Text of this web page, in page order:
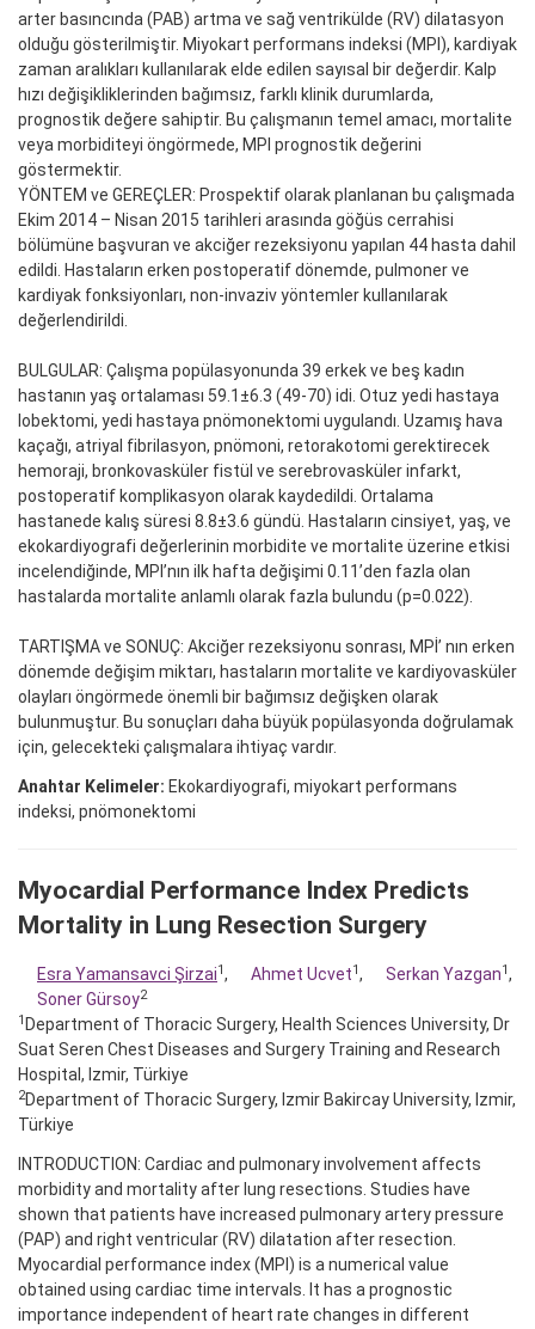
arter basıncında (PAB) artma ve sağ ventrikülde (RV) dilatasyon
olduğu gösterilmiştir. Miyokart performans indeksi (MPI), kardiyak
zaman aralıkları kullanılarak elde edilen sayısal bir değerdir. Kalp
hızı değişikliklerinden bağımsız, farklı klinik durumlarda,
prognostik değere sahiptir. Bu çalışmanın temel amacı, mortalite
veya morbiditeyi öngörmede, MPI prognostik değerini
göstermektir.
YÖNTEM ve GEREÇLER: Prospektif olarak planlanan bu çalışmada
Ekim 2014 – Nisan 2015 tarihleri arasında göğüs cerrahisi
bölümüne başvuran ve akciğer rezeksiyonu yapılan 44 hasta dahil
edildi. Hastaların erken postoperatif dönemde, pulmoner ve
kardiyak fonksiyonları, non-invaziv yöntemler kullanılarak
değerlendirildi.
BULGULAR: Çalışma popülasyonunda 39 erkek ve beş kadın
hastanın yaş ortalaması 59.1±6.3 (49-70) idi. Otuz yedi hastaya
lobektomi, yedi hastaya pnömonektomi uygulandı. Uzamış hava
kaçağı, atriyal fibrilasyon, pnömoni, retorakotomi gerektirecek
hemoraji, bronkovasküler fistül ve serebrovasküler infarkt,
postoperatif komplikasyon olarak kaydedildi. Ortalama
hastanede kalış süresi 8.8±3.6 gündü. Hastaların cinsiyet, yaş, ve
ekokardiyografi değerlerinin morbidite ve mortalite üzerine etkisi
incelendiğinde, MPI’nın ilk hafta değişimi 0.11’den fazla olan
hastalarda mortalite anlamlı olarak fazla bulundu (p=0.022).
TARTIŞMA ve SONUÇ: Akciğer rezeksiyonu sonrası, MPİ’ nın erken
dönemde değişim miktarı, hastaların mortalite ve kardiyovasküler
olayları öngörmede önemli bir bağımsız değişken olarak
bulunmuştur. Bu sonuçları daha büyük popülasyonda doğrulamak
için, gelecekteki çalışmalara ihtiyaç vardır.
Anahtar Kelimeler: Ekokardiyografi, miyokart performans
indeksi, pnömonektomi
Myocardial Performance Index Predicts
Mortality in Lung Resection Surgery
Esra Yamansavci Şirzai1, Ahmet Ucvet1, Serkan Yazgan1,
Soner Gürsoy2
1 Department of Thoracic Surgery, Health Sciences University, Dr
Suat Seren Chest Diseases and Surgery Training and Research
Hospital, Izmir, Türkiye
2Department of Thoracic Surgery, Izmir Bakircay University, Izmir,
Türkiye
INTRODUCTION: Cardiac and pulmonary involvement affects
morbidity and mortality after lung resections. Studies have
shown that patients have increased pulmonary artery pressure
(PAP) and right ventricular (RV) dilatation after resection.
Myocardial performance index (MPI) is a numerical value
obtained using cardiac time intervals. It has a prognostic
importance independent of heart rate changes in different